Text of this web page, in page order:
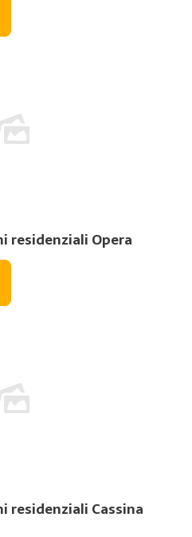
residenziali Opera
residenziali Cassina